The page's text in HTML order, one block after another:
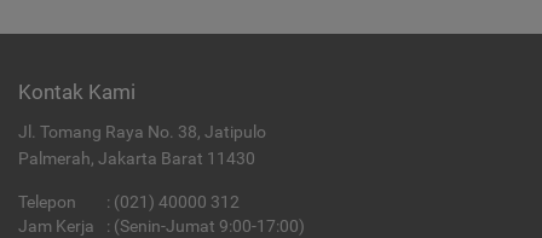
Kontak Kami
Jl. Tomang Raya No. 38, Jatipulo
Palmerah, Jakarta Barat 11430
Telepon : (021) 40000 312
Jam Kerja
: (Senin-Jumat 9:00-17:00)